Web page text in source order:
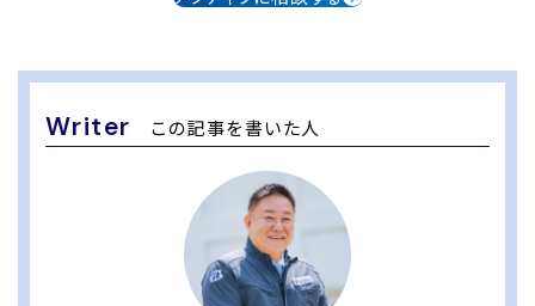
Writer この記事を書いた人